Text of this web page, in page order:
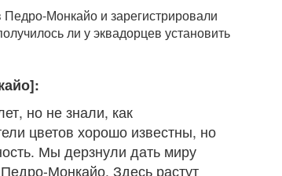
Монкайо и зарегистрировали
ли у эквадорцев установить
но не знали, как
цветов хорошо известны, но
Мы дерзнули дать миру
Монкайо. Здесь растут